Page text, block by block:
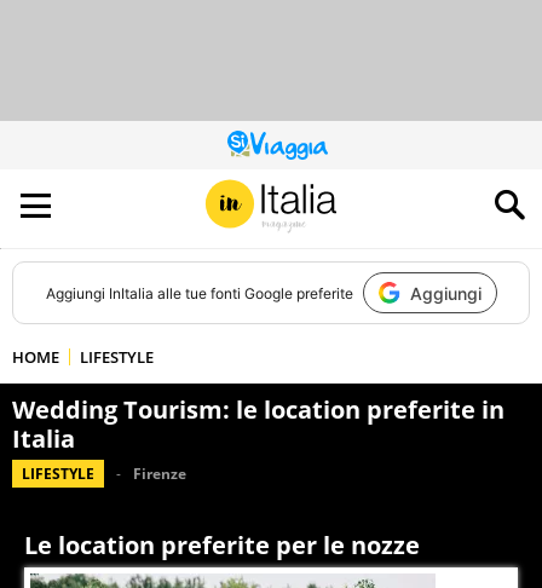
QUESTO
SITO
CONTRIBUISCE
ALL’AUDIENCE
DI
Aggiungi InItalia alle tue fonti Google preferite Aggiungi
HOME LIFESTYLE
Wedding Tourism: le location preferite in
Italia
LIFESTYLE Firenze
Le location preferite per le nozze